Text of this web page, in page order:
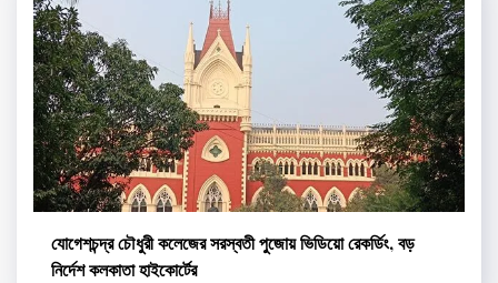
যোগেশচন্দ্র চৌধুরী কলেজের সরস্বতী পুজোয় ভিডিয়ো রেকর্ডিং, বড়
নির্দেশ কলকাতা হাইকোর্টের